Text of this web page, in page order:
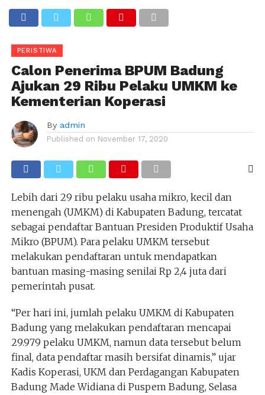
PERISTIWA
Calon Penerima BPUM Badung
Ajukan 29 Ribu Pelaku UMKM ke
Kementerian Koperasi
By admin
Published on November 17, 2020
Lebih dari 29 ribu pelaku usaha mikro, kecil dan
menengah (UMKM) di Kabupaten Badung, tercatat
sebagai pendaftar Bantuan Presiden Produktif Usaha
Mikro (BPUM). Para pelaku UMKM tersebut
melakukan pendaftaran untuk mendapatkan
bantuan masing-masing senilai Rp 2,4 juta dari
pemerintah pusat.
“Per hari ini, jumlah pelaku UMKM di Kabupaten
Badung yang melakukan pendaftaran mencapai
29.979 pelaku UMKM, namun data tersebut belum
final, data pendaftar masih bersifat dinamis,” ujar
Kadis Koperasi, UKM dan Perdagangan Kabupaten
Badung Made Widiana di Puspem Badung, Selasa